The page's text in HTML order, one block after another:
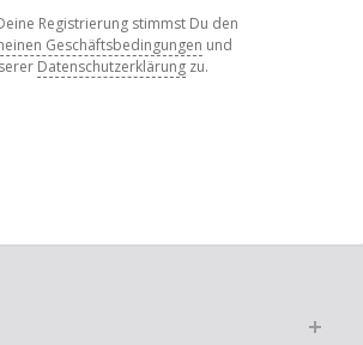
Registrierung stimmst Du den
Geschäftsbedingungen und
Datenschutzerklärung zu.